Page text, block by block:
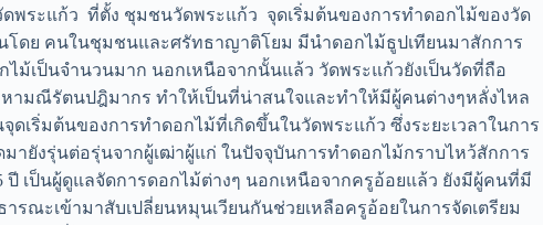
ดพระแก้ว ที่ตั้ง ชุมชนวัดพระแก้ว จุดเริ่มต้นของการทำดอกไม้ของวัด
โดย คนในชุมชนและศรัทธาญาติโยม มีนำดอกไม้ธูปเทียนมาสักการ
ม้เป็นจำนวนมาก นอกเหนือจากนั้นแล้ว วัดพระแก้วยังเป็นวัดที่ถือ
ามณีรัตนปฎิมากร ทำให้เป็นที่น่าสนใจและทำให้มีผู้คนต่างๆหลั่งไหล
ดเริ่มต้นของการทำดอกไม้ที่เกิดขึ้นในวัดพระแก้ว ซึ่งระยะเวลาในการ
ายังรุ่นต่อรุ่นจากผู้เฒ่าผู้แก่ ในปัจจุบันการทำดอกไม้กราบไหว้สักการ
เป็นผู้ดูแลจัดการดอกไม้ต่างๆ นอกเหนือจากครูอ้อยแล้ว ยังมีผู้คนที่มี
รณะเข้ามาสับเปลี่ยนหมุนเวียนกันช่วยเหลือครูอ้อยในการจัดเตรียม